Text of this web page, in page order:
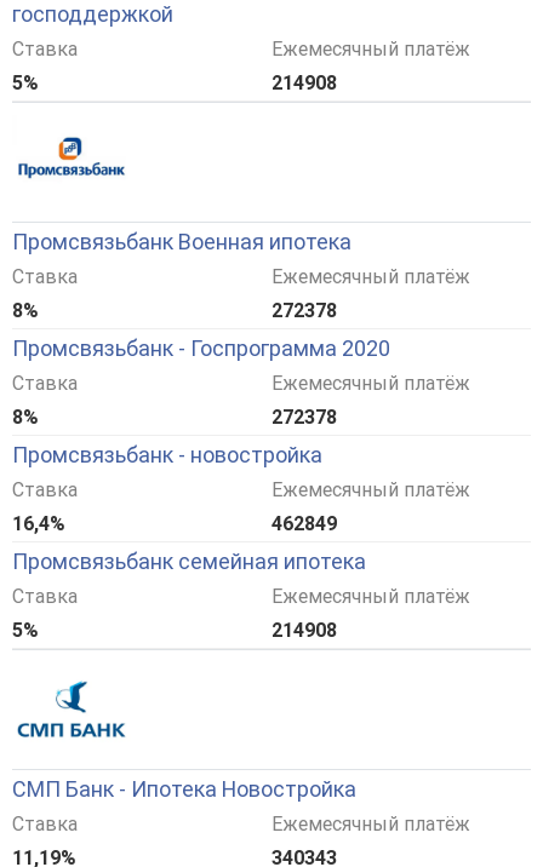
господдержкой
Ставка
5%
Ежемесячный платёж
214908
Промсвязьбанк Военная ипотека
Ставка
8%
Ежемесячный платёж
272378
Промсвязьбанк - Госпрограмма 2020
Ставка
8%
Ежемесячный платёж
272378
Промсвязьбанк - новостройка
Ставка
16,4%
Ежемесячный платёж
462849
Промсвязьбанк семейная ипотека
Ставка
5%
Ежемесячный платёж
214908
СМП Банк - Ипотека Новостройка
Ставка
11,19%
Ежемесячный платёж
340343